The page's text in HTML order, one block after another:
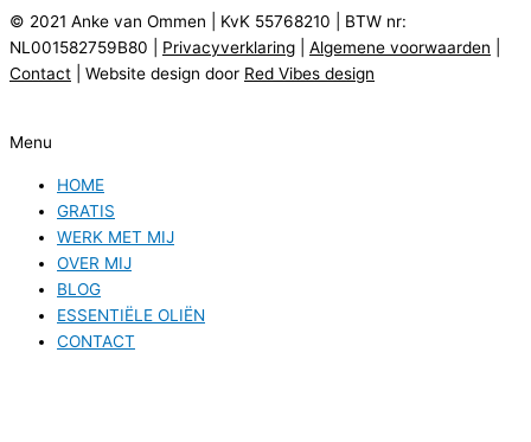
© 2021 Anke van Ommen | KvK 55768210 | BTW nr:
NL001582759B80 | Privacyverklaring Algemene voorwaarden
Contact | Website design door Red Vibes design
Menu
HOME
GRATIS
WERK MET MIJ
OVER MIJ
BLOG
ESSENTIËLE OLIËN
CONTACT